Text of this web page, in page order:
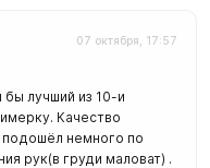
07 октября, 17:57
лучший из 10-и
Качество
подошёл немного по
рук(в груди маловат) .